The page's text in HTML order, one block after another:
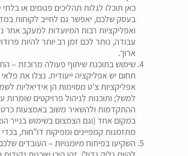
כאן תוכלו לגלות תהליכים פגומים או
בעסק שלכם, יאפשר גם לחייב לקוחות
ואפליקציות רבות המיועדות למעקב אחר
עבודה, נותר לכם זמן רב יותר להיות
ארוך.
שימוש בתוכנת שיתוף פעולה מרוכזת –
תחום יש אפליקציה ייעודית. נצלו את
אפליקציות צ'ט מסוימות הן אידיאליות
למשל; ותוכנות לניהול פרויקטים
ההתקדמות ולהשאיר משוב באמצעות
במקום אחד (וגם הצמצום בשימוש בנייר
מתזמנות קמפיינים ומפיקות דו"חות,
השקיעו בפיתוח מיומנויות – העובדים